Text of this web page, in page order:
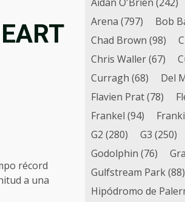
récord
a una
Arena (797) Bob
Chad Brown (98)
Chris Waller(67)
Curragh (68) Del
Flavien Prat(78)
Frankel (94)
G2 (280) G3 (250)
Godolphin (76)
Gulfstream Park(88)
Hipódromo de